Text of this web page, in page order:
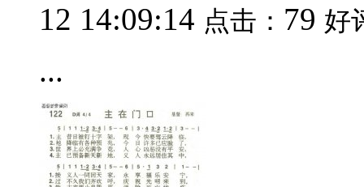
12 14:09:14 点击： 79 好
...